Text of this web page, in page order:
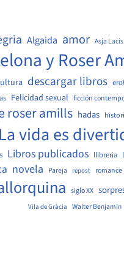
Algaida amor Asja Lacis
y Roser
descargar libros
Felicidad sexual ficción
roser amills hadas
La vida es
Libros publicados llibreria
novela Pareja repost romance
siglo XX
Vila de Gràcia Walter Benjamin